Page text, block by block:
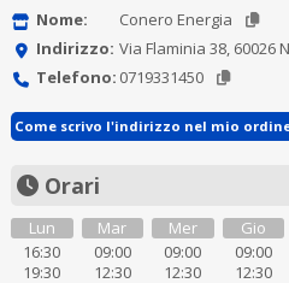
Nome:
Conero Energia
Indirizzo: Via Flaminia 38, 60026
Telefono: 0719331450
Come scrivo l'indirizzo nel mio
Orari
Lun
16:30
19:30
Mar
09:00
12:30
Mer
09:00
12:30
Gio
09:00
12:30